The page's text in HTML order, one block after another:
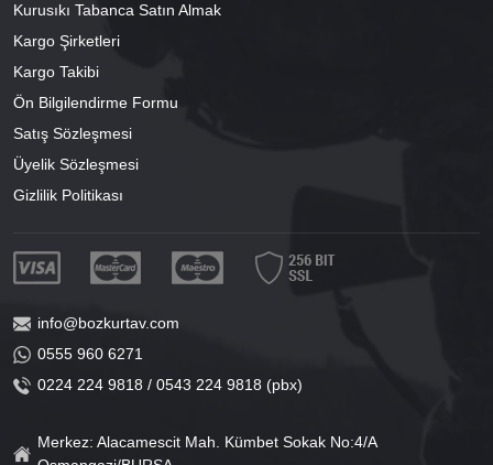
Kurusıkı Tabanca Satın Almak
Kargo Şirketleri
Kargo Takibi
Ön Bilgilendirme Formu
Satış Sözleşmesi
Üyelik Sözleşmesi
Gizlilik Politikası
info@bozkurtav.com
0555 960 6271
0224 224 9818 / 0543 224 9818 (pbx)
Merkez: Alacamescit Mah. Kümbet Sokak No:4/A